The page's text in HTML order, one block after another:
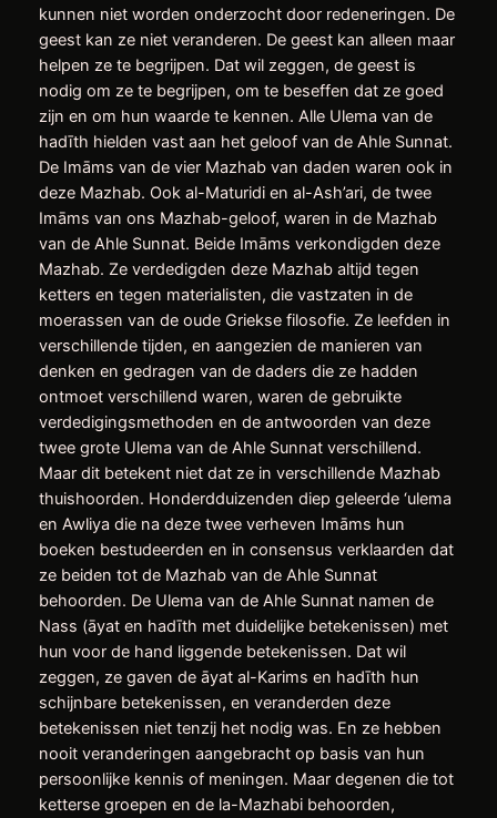
kunnen niet worden onderzocht door redeneringen. De
geest kan ze niet veranderen. De geest kan alleen maar
helpen ze te begrijpen. Dat wil zeggen, de geest is
nodig om ze te begrijpen, om te beseffen dat ze goed
zijn en om hun waarde te kennen. Alle Ulema van de
hadīth hielden vast aan het geloof van de Ahle Sunnat.
De Imāms van de vier Mazhab van daden waren ook in
deze Mazhab. Ook al-Maturidi en al-Ash’ari, de twee
Imāms van ons Mazhab-geloof, waren in de Mazhab
van de Ahle Sunnat. Beide Imāms verkondigden deze
Mazhab. Ze verdedigden deze Mazhab altijd tegen
ketters en tegen materialisten, die vastzaten in de
moerassen van de oude Griekse filosofie. Ze leefden in
verschillende tijden, en aangezien de manieren van
denken en gedragen van de daders die ze hadden
ontmoet verschillend waren, waren de gebruikte
verdedigingsmethoden en de antwoorden van deze
twee grote Ulema van de Ahle Sunnat verschillend.
Maar dit betekent niet dat ze in verschillende Mazhab
thuishoorden. Honderdduizenden diep geleerde ‘ulema
en Awliya die na deze twee verheven Imāms hun
boeken bestudeerden en in consensus verklaarden dat
ze beiden tot de Mazhab van de Ahle Sunnat
behoorden. De Ulema van de Ahle Sunnat namen de
Nass (āyat en hadīth met duidelijke betekenissen) met
hun voor de hand liggende betekenissen. Dat wil
zeggen, ze gaven de āyat al-Karims en hadīth hun
schijnbare betekenissen, en veranderden deze
betekenissen niet tenzij het nodig was. En ze hebben
nooit veranderingen aangebracht op basis van hun
persoonlijke kennis of meningen. Maar degenen die tot
ketterse groepen en de la-Mazhabi behoorden,